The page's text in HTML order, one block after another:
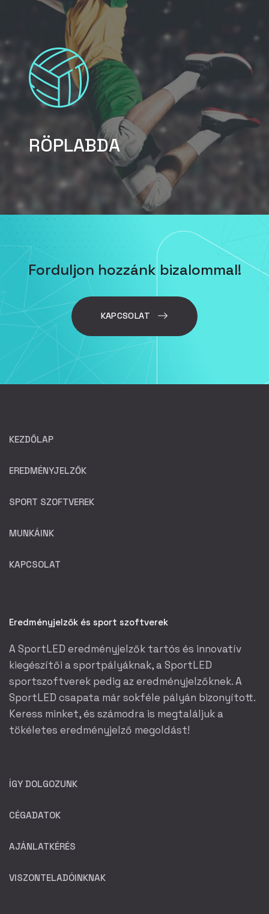
RÖPLABDA
Forduljon hozzánk bizalommal!
KAPCSOLAT
KEZDŐLAP
EREDMÉNYJELZŐK
SPORT SZOFTVEREK
MUNKÁINK
KAPCSOLAT
Eredményjelzők és sport szoftverek
A SportLED eredményjelzők tartós és innovatív
kiegészítői a sportpályáknak, a SportLED
sportszoftverek pedig az eredményjelzőknek. A
SportLED csapata már sokféle pályán bizonyított.
Keress minket, és számodra is megtaláljuk a
tökéletes eredményjelző megoldást!
ÍGY DOLGOZUNK
CÉGADATOK
AJÁNLATKÉRÉS
VISZONTELADÓINKNAK